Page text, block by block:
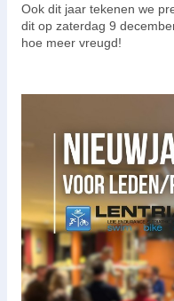
Ook dit jaar tekenen we
dit op zaterdag 9
hoe meer vreugd!